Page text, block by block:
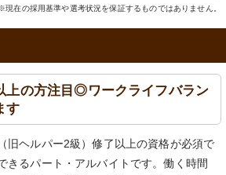
現在の採用基準や選考状況を保証するものではありません。
上の方注目◎ワークライフバラン
す
旧ヘルパー2級）修了以上の資格が必須で
きるパート・アルバイトです。働く時間